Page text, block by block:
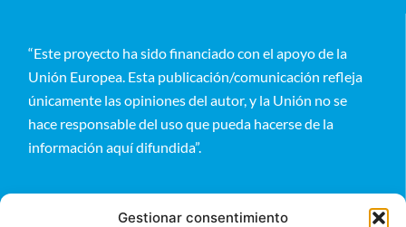
Gestionar consentimiento
“Este proyecto ha sido financiado con el apoyo de la
Unión Europea. Esta publicación/comunicación refleja
únicamente las opiniones del autor, y la Unión no se
hace responsable del uso que pueda hacerse de la
información aquí difundida”.